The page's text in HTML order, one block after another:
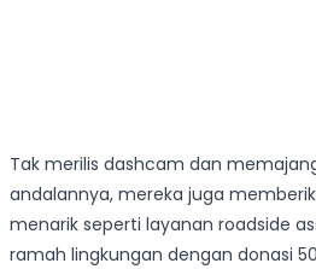
Tak merilis dashcam dan
andalannya, mereka juga
menarik seperti layanan roadside
ramah lingkungan dengan donasi